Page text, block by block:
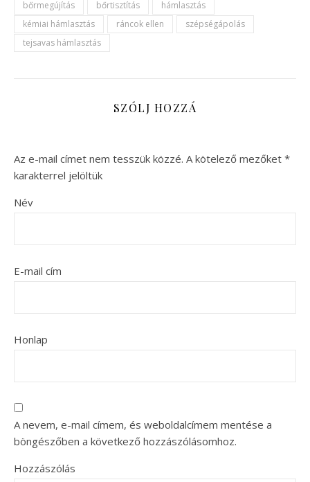
bőrmegújítás
bőrtisztítás
hámlasztás
kémiai hámlasztás
ráncok ellen
szépségápolás
tejsavas hámlasztás
SZÓLJ HOZZÁ
Az e-mail címet nem tesszük közzé. A kötelező mezőket *
karakterrel jelöltük
Név
E-mail cím
Honlap
A nevem, e-mail címem, és weboldalcímem mentése a
böngészőben a következő hozzászólásomhoz.
Hozzászólás